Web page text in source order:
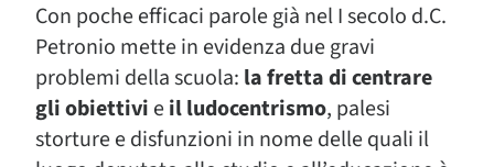
Con poche efficaci parole già nel I secolo d.C.
Petronio mette in evidenza due gravi
problemi della scuola: la fretta di centrare
gli obiettivi eil ludocentrismo, palesi
storture e disfunzioni in nome delle quali il